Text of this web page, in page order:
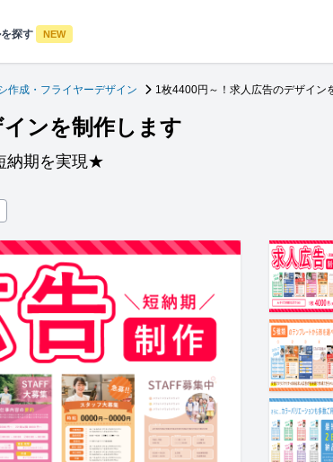
探す NEW
作成・フライヤーデザイン 1枚4400円～！求人広告のデザイン
ンを制作します
納期を実現★